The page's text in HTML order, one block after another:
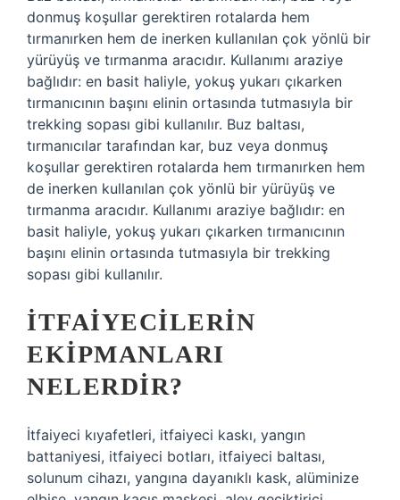
donmuş koşullar gerektiren rotalarda hem
tırmanırken hem de inerken kullanılan çok yönlü bir
yürüyüş ve tırmanma aracıdır. Kullanımı araziye
bağlıdır: en basit haliyle, yokuş yukarı çıkarken
tırmanıcının başını elinin ortasında tutmasıyla bir
trekking sopası gibi kullanılır. Buz baltası,
tırmanıcılar tarafından kar, buz veya donmuş
koşullar gerektiren rotalarda hem tırmanırken hem
de inerken kullanılan çok yönlü bir yürüyüş ve
tırmanma aracıdır. Kullanımı araziye bağlıdır: en
basit haliyle, yokuş yukarı çıkarken tırmanıcının
başını elinin ortasında tutmasıyla bir trekking
sopası gibi kullanılır.
İTFAIYECILERIN
EKIPMANLARI
NELERDIR?
İtfaiyeci kıyafetleri, itfaiyeci kaskı, yangın
battaniyesi, itfaiyeci botları, itfaiyeci baltası,
solunum cihazı, yangına dayanıklı kask, alüminize